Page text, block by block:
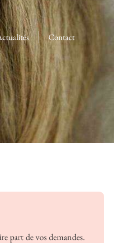
Contact
part de vos demandes.